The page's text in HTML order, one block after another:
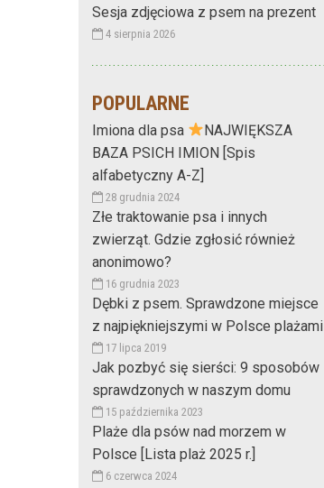
Sesja zdjęciowa z psem na prezent
4 sierpnia 2026
POPULARNE
Imiona dla psa
NAJWIĘKSZA
BAZA PSICH IMION [Spis
alfabetyczny A-Z]
28 grudnia 2024
Złe traktowanie psa i innych
zwierząt. Gdzie zgłosić również
anonimowo?
16 grudnia 2023
Dębki z psem. Sprawdzone miejsce
z najpiękniejszymi w Polsce plażami
17 lipca 2019
Jak pozbyć się sierści: 9 sposobów
sprawdzonych w naszym domu
15 października 2023
Plaże dla psów nad morzem w
Polsce [Lista plaż 2025 r.]
6 czerwca 2024